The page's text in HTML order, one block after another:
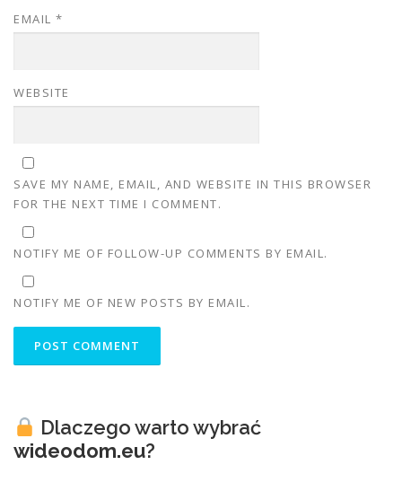
EMAIL *
WEBSITE
SAVE MY NAME, EMAIL, AND WEBSITE IN THIS BROWSER
FOR THE NEXT TIME I COMMENT.
NOTIFY ME OF FOLLOW-UP COMMENTS BY EMAIL.
NOTIFY ME OF NEW POSTS BY EMAIL.
Dlaczego warto wybrać
wideodom.eu?